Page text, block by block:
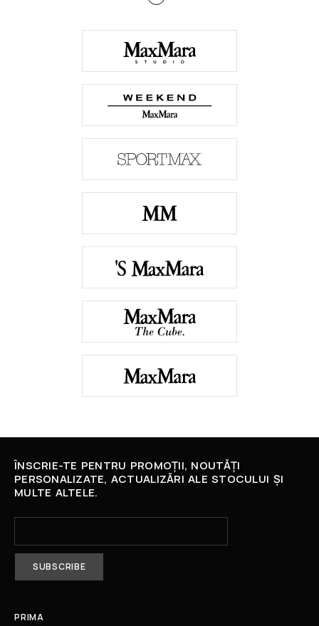
ÎNSCRIE-TE PENTRU PROMOȚII, NOUTĂȚI
PERSONALIZATE, ACTUALIZĂRI ALE STOCULUI ȘI
MULTE ALTELE.
PRIMA